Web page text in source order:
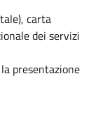
carta
dei servizi
presentazione